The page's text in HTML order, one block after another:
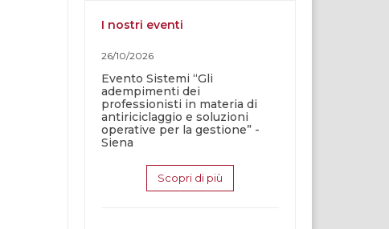
I nostri eventi
26/10/2026
Evento Sistemi “Gli
adempimenti dei
professionisti in materia di
antiriciclaggio e soluzioni
operative per la gestione” -
Siena
Scopri di più